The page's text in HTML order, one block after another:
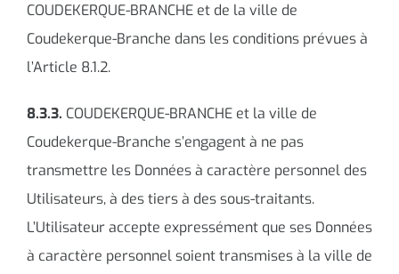
COUDEKERQUE-BRANCHE et de la ville de
Coudekerque-Branche dans les conditions prévues à
l’Article 8.1.2.
8.3.3. COUDEKERQUE-BRANCHE et la ville de
Coudekerque-Branche s’engagent à ne pas
transmettre les Données à caractère personnel des
Utilisateurs, à des tiers à des sous-traitants.
L’Utilisateur accepte expressément que ses Données
à caractère personnel soient transmises à la ville de